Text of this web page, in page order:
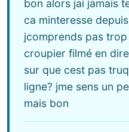
bon alors jai jamais
ca minteresse
jcomprends pas
croupier filmé en
sur que cest pas
ligne? jme sens un
mais bon